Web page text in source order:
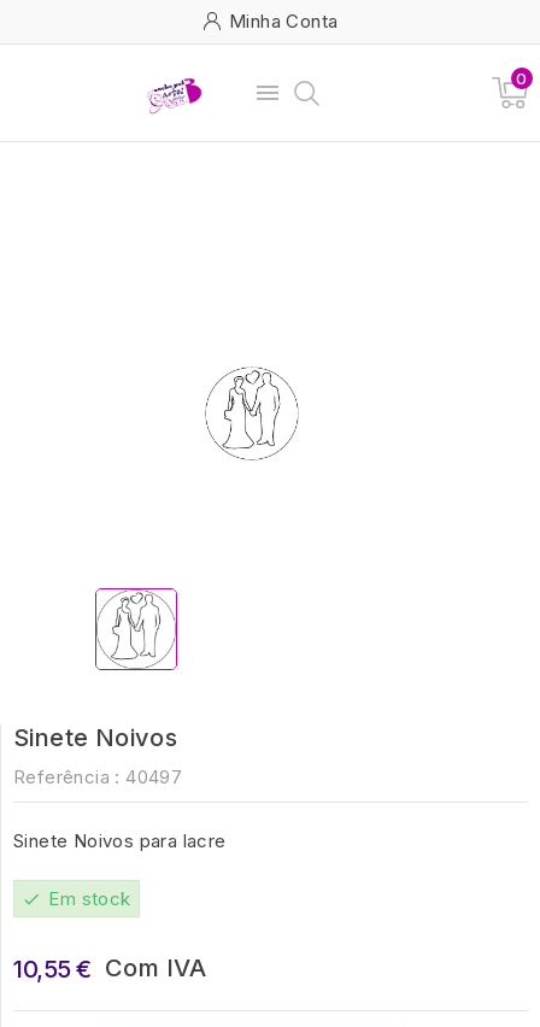
Minha Conta
 0
Sinete Noivos
Referência : 40497
Sinete Noivos para lacre
check Em stock
10,55 € Com IVA